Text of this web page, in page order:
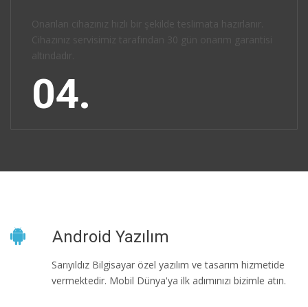
Onarılan cihazınız hızlı bir şekilde teslimata hazırlanır.
Cihazınız servisimiz tarafından 30 gün onarım garantisi
altındadır.
04.
Android Yazılım
Sarıyıldız Bilgisayar özel yazılım ve tasarım hizmetide
vermektedir. Mobil Dünya'ya ilk adımınızı bizimle atın.